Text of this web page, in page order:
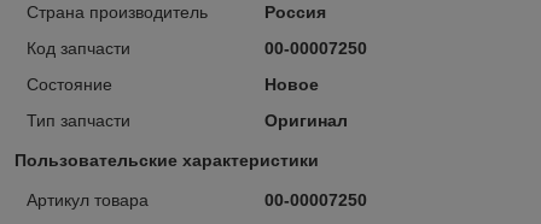
Страна производитель
Россия
Код запчасти
00-00007250
Состояние
Новое
Тип запчасти
Оригинал
Пользовательские характеристики
Артикул товара
00-00007250